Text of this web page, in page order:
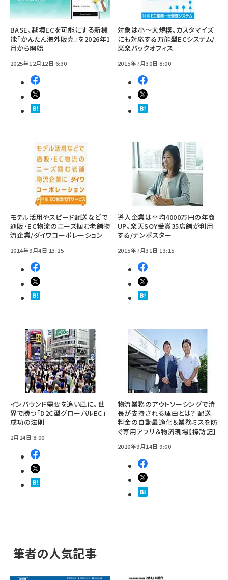
BASE、越境ECを可能にする新機
能「かんたん海外販売」を2026年1
月から開始
2025年12月12日 6:30
対象は小～大規模。カスタマイズ
にも対応する万能型ECシステム/
楽楽バックオフィス
2015年7月30日 8:00
モデル活用やスピード配送などで
通販・EC物流のニーズ掴む老舗物
流企業/ダイワコーポレーション
2014年9月4日 13:25
導入企業は平均4000万円の年商
UP。楽天SOY受賞35店舗が利用
する/テンポスター
2015年7月31日 13:15
インバウンド需要を追い風に。世
界で勝つ「D2C型グローバルEC」
成功の法則
2月24日 8:00
物流業務のアウトソーシングで清
長が支持される理由とは？ 配送
料金の自動最適化＆業務ミスを防
ぐ専用アプリ＆物流現場【探訪記】
2020年9月14日 9:00
筆者の人気記事